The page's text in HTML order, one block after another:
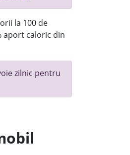
la 100 de
aport caloric din
zilnic pentru